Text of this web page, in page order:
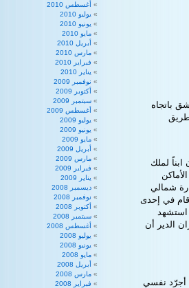
باتجاه
عن طريق
لملك
شمالي
في إحدى
استشهد
الدير أن
أجرّد نفسي
أغسطس 2010
يوليو 2010
يونيو 2010
مايو 2010
أبريل 2010
مارس 2010
فبراير 2010
يناير 2010
نوفمبر 2009
أكتوبر 2009
سبتمبر 2009
أغسطس 2009
يوليو 2009
يونيو 2009
مايو 2009
أبريل 2009
مارس 2009
فبراير 2009
يناير 2009
ديسمبر 2008
نوفمبر 2008
أكتوبر 2008
سبتمبر 2008
أغسطس 2008
يوليو 2008
يونيو 2008
مايو 2008
أبريل 2008
مارس 2008
فبراير 2008